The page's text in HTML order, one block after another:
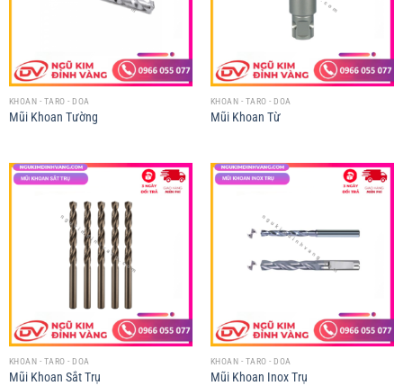
KHOAN - TARO - DOA
Mũi Khoan Tường
KHOAN - TARO - DOA
Mũi Khoan Từ
KHOAN - TARO - DOA
Mũi Khoan Sắt Trụ
KHOAN - TARO - DOA
Mũi Khoan Inox Trụ